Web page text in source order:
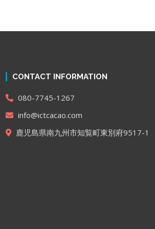
CONTACT INFORMATION
080-7745-1267
info@ictcacao.com
鹿児島県南九州市知覧町東別府9517-1